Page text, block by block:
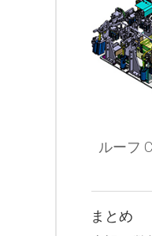
ルーフ
まとめ